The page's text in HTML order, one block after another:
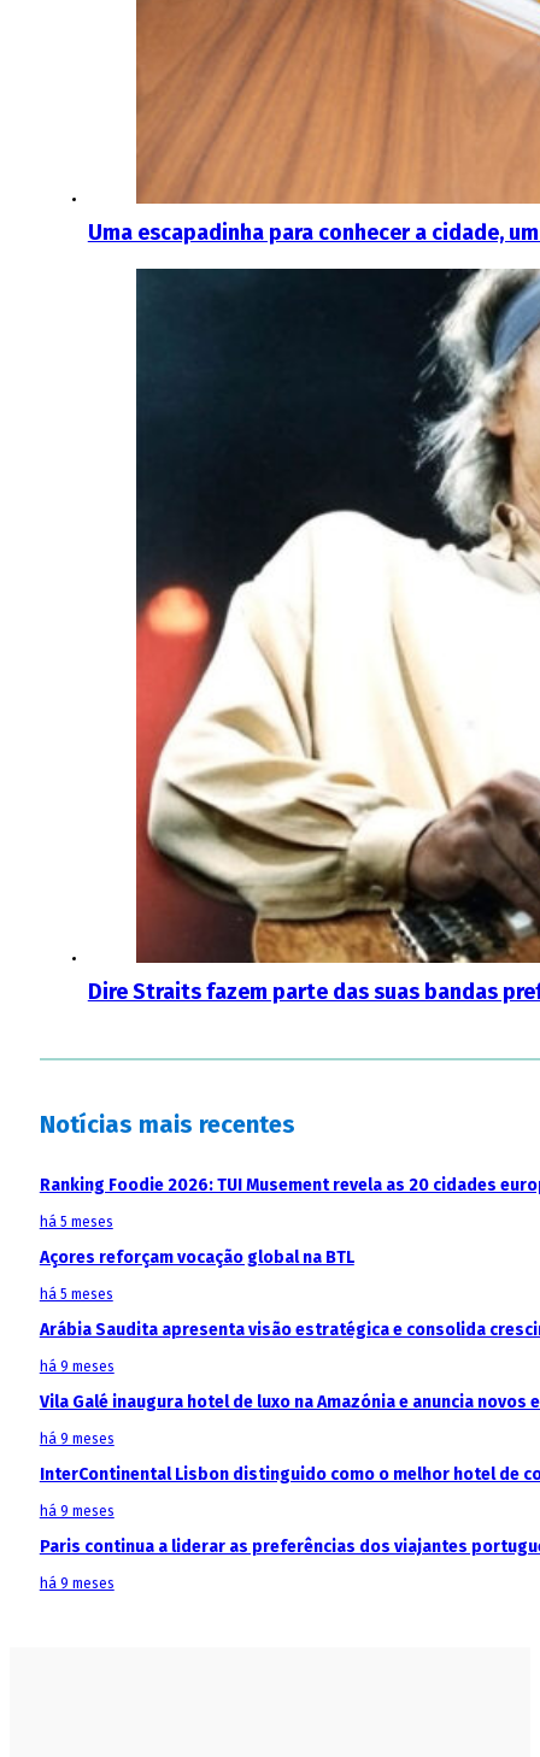
Uma escapadinha para conhecer a cidade,
Dire Straits fazem parte das suas bandas
Notícias mais recentes
Ranking Foodie 2026: TUI Musement revela as 20 cidades
há 5 meses
Açores reforçam vocação global na BTL
há 5 meses
Arábia Saudita apresenta visão estratégica e consolida
há 9 meses
Vila Galé inaugura hotel de luxo na Amazónia e anuncia
há 9 meses
InterContinental Lisbon distinguido como o melhor hotel de
há 9 meses
Paris continua a liderar as preferências dos viajantes
há 9 meses